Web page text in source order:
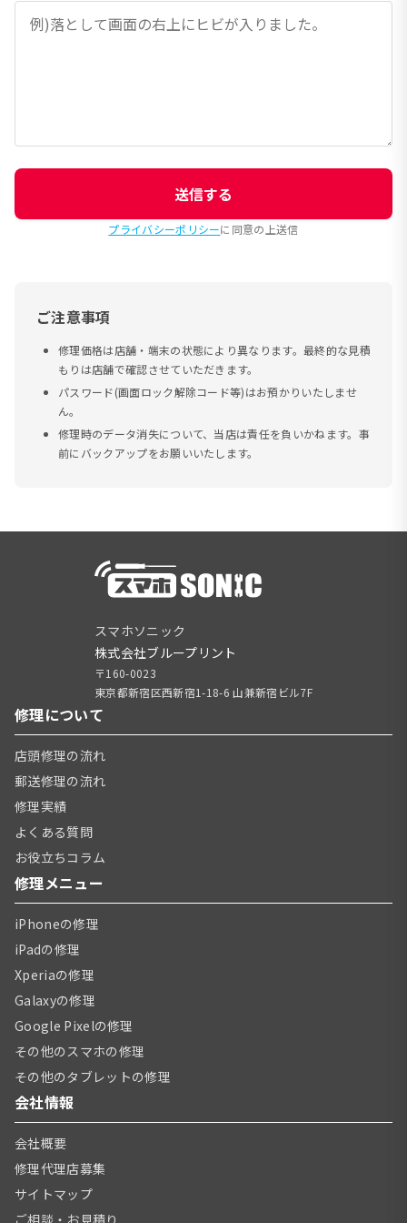
送信する
プライバシーポリシーに同意の上送信
ご注意事項
修理価格は店舗・端末の状態により異なります。最終的な見積
もりは店舗で確認させていただきます。
パスワード(画面ロック解除コード等)はお預かりいたしませ
ん。
修理時のデータ消失について、当店は責任を負いかねます。事
前にバックアップをお願いいたします。
スマホソニック
株式会社ブループリント
〒160-0023
東京都新宿区西新宿1-18-6 山兼新宿ビル7F
修理について
店頭修理の流れ
郵送修理の流れ
修理実績
よくある質問
お役立ちコラム
修理メニュー
iPhoneの修理
iPadの修理
Xperiaの修理
Galaxyの修理
Google Pixelの修理
その他のスマホの修理
その他のタブレットの修理
会社情報
会社概要
修理代理店募集
サイトマップ